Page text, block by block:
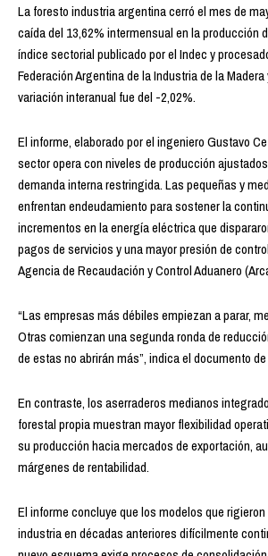
La foresto industria argentina cerró el mes de
caída del 13,62% intermensual en la producción
índice sectorial publicado por el Indec y
Federación Argentina de la Industria de la
variación interanual fue del -2,02%.
El informe, elaborado por el ingeniero Gustavo
sector opera con niveles de producción
demanda interna restringida. Las pequeñas y
enfrentan endeudamiento para sostener la
incrementos en la energía eléctrica que
pagos de servicios y una mayor presión de
Agencia de Recaudación y Control Aduanero
“Las empresas más débiles empiezan a parar,
Otras comienzan una segunda ronda de
de estas no abrirán más”, indica el documento de
En contraste, los aserraderos medianos
forestal propia muestran mayor flexibilidad
su producción hacia mercados de exportación,
márgenes de rentabilidad.
El informe concluye que los modelos que
industria en décadas anteriores difícilmente